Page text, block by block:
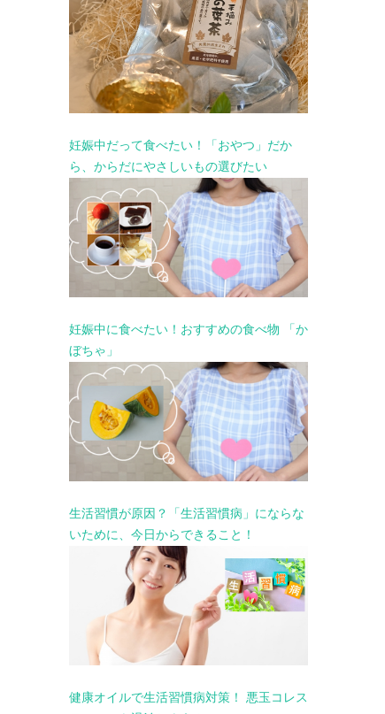
妊娠中だって食べたい！「おやつ」だか
ら、からだにやさしいもの選びたい
妊娠中に食べたい！おすすめの食べ物 「か
ぼちゃ」
生活習慣が原因？「生活習慣病」にならな
いために、今日からできること！
健康オイルで生活習慣病対策！ 悪玉コレス